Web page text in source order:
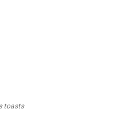
toasts